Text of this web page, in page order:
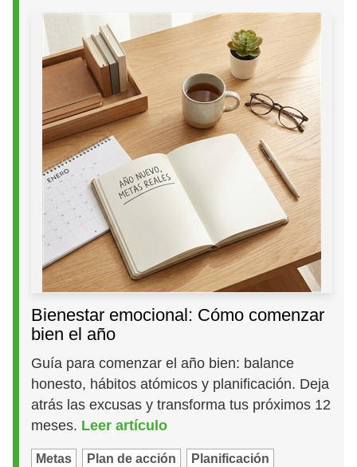
Bienestar emocional: Cómo comenzar
bien el año
Guía para comenzar el año bien: balance
honesto, hábitos atómicos y planificación. Deja
atrás las excusas y transforma tus próximos 12
meses. Leer artículo
Metas Plan de acción Planificación